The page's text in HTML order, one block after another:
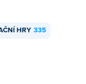
HRY 335